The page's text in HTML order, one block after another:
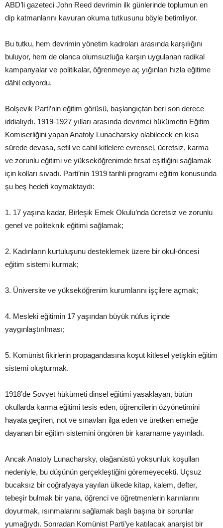
ABD’li gazeteci John Reed devrimin ilk günlerinde toplumun en
dip katmanlarını kavuran okuma tutkusunu böyle betimliyor.
Bu tutku, hem devrimin yönetim kadroları arasında karşılığını
buluyor, hem de olanca olumsuzluğa karşın uygulanan radikal
kampanyalar ve politikalar, öğrenmeye aç yığınları hızla eğitime
dâhil ediyordu.
Bolşevik Parti’nin eğitim görüsü, başlangıçtan beri son derece
iddialıydı. 1919-1927 yılları arasında devrimci hükümetin Eğitim
Komiserliğini yapan Anatoly Lunacharsky olabilecek en kısa
sürede devasa, sefil ve cahil kitlelere evrensel, ücretsiz, karma
ve zorunlu eğitimi ve yükseköğrenimde fırsat eşitliğini sağlamak
için kolları sıvadı. Parti’nin 1919 tarihli programı eğitim konusunda
şu beş hedefi koymaktaydı:
1. 17 yaşına kadar, Birleşik Emek Okulu’nda ücretsiz ve zorunlu
genel ve politeknik eğitimi sağlamak;
2. Kadınların kurtuluşunu desteklemek üzere bir okul-öncesi
eğitim sistemi kurmak;
3. Üniversite ve yükseköğrenim kurumlarını işçilere açmak;
4. Mesleki eğitimin 17 yaşından büyük nüfus içinde
yaygınlaştırılması;
5. Komünist fikirlerin propagandasına koşut kitlesel yetişkin eğitim
sistemi oluşturmak.
1918’de Sovyet hükümeti dinsel eğitimi yasaklayan, bütün
okullarda karma eğitimi tesis eden, öğrencilerin özyönetimini
hayata geçiren, not ve sınavları ilga eden ve üretken emeğe
dayanan bir eğitim sistemini öngören bir kararname yayınladı.
Ancak Anatoly Lunacharsky, olağanüstü yoksunluk koşulları
nedeniyle, bu düşünün gerçekleştiğini göremeyecekti. Uçsuz
bucaksız bir coğrafyaya yayılan ülkede kitap, kalem, defter,
tebeşir bulmak bir yana, öğrenci ve öğretmenlerin karınlarını
doyurmak, ısınmalarını sağlamak başlı başına bir sorunlar
yumağıydı. Sonradan Komünist Parti’ye katılacak anarşist bir